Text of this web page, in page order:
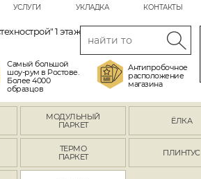
УСЛУГИ УКЛАДКА КОНТАКТЫ
1 этаж
Самый большой
шоу-рум в Ростове.
Более 4000
образцов
Антипробочное
расположение
магазина
МОДУЛЬНЫЙ
ПАРКЕТ
ЁЛКА
ТЕРМО
ПАРКЕТ
ПЛИНТУС